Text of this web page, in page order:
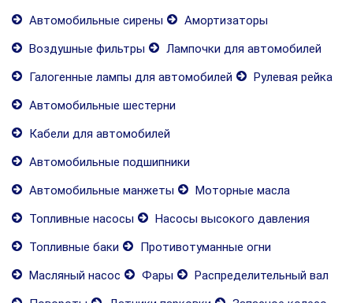
Автомобильные сирены
Амортизаторы
Воздушные фильтры
Лампочки для автомобилей
Галогенные лампы для автомобилей
Рулевая рейка
Автомобильные шестерни
Кабели для автомобилей
Автомобильные подшипники
Автомобильные манжеты
Моторные масла
Топливные насосы
Насосы высокого давления
Топливные баки
Противотуманные огни
Масляный насос
Фары
Распределительный вал